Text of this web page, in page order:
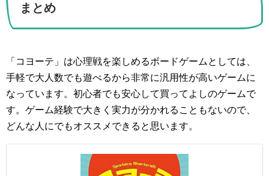
まとめ
「コヨーテ」は心理戦を楽しめるボードゲームとしては、
手軽で大人数でも遊べるから非常に汎用性が高いゲームに
なっています。初心者でも安心して買ってよしのゲームで
す。ゲーム経験で大きく実力が分かれることもないので、
どんな人にでもオススメできると思います。